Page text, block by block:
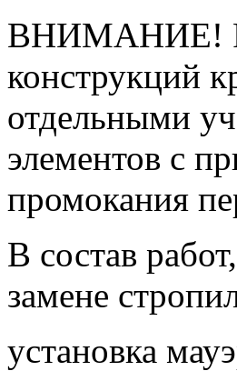
ВНИМАНИЕ!
конструкций
отдельными
элементов с
промокания
В состав
замене
установка